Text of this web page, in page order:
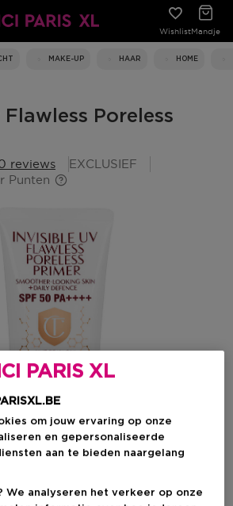
WishlistMandje
MAKE-UP HAAR HOME
Flawless Poreless
reviews
EXCLUSIEF
Punten
ICI PARIS XL
om jouw ervaring op onze
en gepersonaliseerde
aan te bieden naargelang
We analyseren het verkeer op onze